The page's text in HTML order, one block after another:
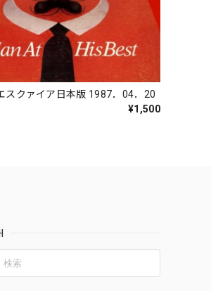
スクァイア日本版 1987．04．20
¥1,500